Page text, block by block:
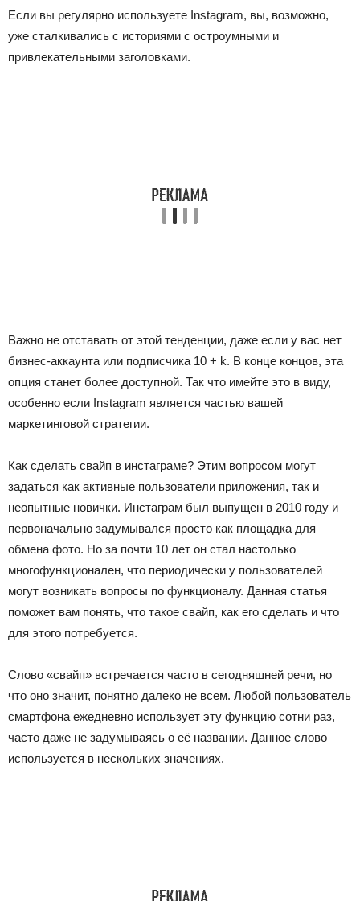
Если вы регулярно используете Instagram, вы, возможно,
уже сталкивались с историями с остроумными и
привлекательными заголовками.
Важно не отставать от этой тенденции, даже если у вас нет
бизнес-аккаунта или подписчика 10 + k. В конце концов, эта
опция станет более доступной. Так что имейте это в виду,
особенно если Instagram является частью вашей
маркетинговой стратегии.
Как сделать свайп в инстаграме? Этим вопросом могут
задаться как активные пользователи приложения, так и
неопытные новички. Инстаграм был выпущен в 2010 году и
первоначально задумывался просто как площадка для
обмена фото. Но за почти 10 лет он стал настолько
многофункционален, что периодически у пользователей
могут возникать вопросы по функционалу. Данная статья
поможет вам понять, что такое свайп, как его сделать и что
для этого потребуется.
Слово «свайп» встречается часто в сегодняшней речи, но
что оно значит, понятно далеко не всем. Любой пользователь
смартфона ежедневно использует эту функцию сотни раз,
часто даже не задумываясь о её названии. Данное слово
используется в нескольких значениях.